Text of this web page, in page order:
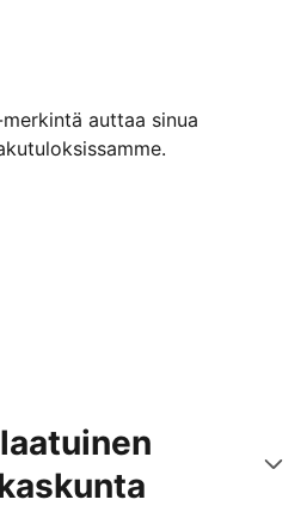
auttaa sinua